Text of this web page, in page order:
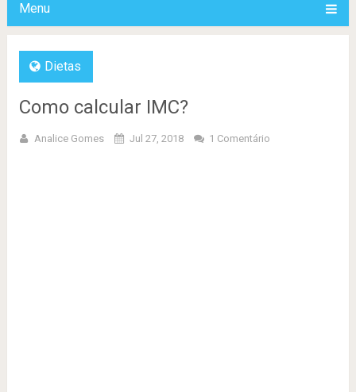
Menu
Dietas
Como calcular IMC?
Analice Gomes Jul 27, 2018 1 Comentário